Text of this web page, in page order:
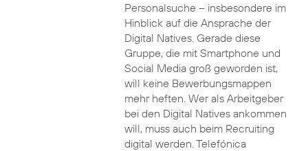
Personalsuche – insbesondere im
Hinblick auf die Ansprache der
Digital Natives. Gerade diese
Gruppe, die mit Smartphone und
Social Media groß geworden ist,
will keine Bewerbungsmappen
mehr heften. Wer als Arbeitgeber
bei den Digital Natives ankommen
will, muss auch beim Recruiting
digital werden. Telefónica